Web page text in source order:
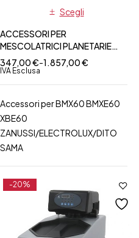
Scegli
ACCESSORI PER
MESCOLATRICI PLANETARIE
BMX60 - BMXE60 - XBE60
347,00€-1.857,00€
IVA Esclusa
Accessori per BMX60 BMXE60
XBE60
ZANUSSI/ELECTROLUX/DITO
SAMA
-20%